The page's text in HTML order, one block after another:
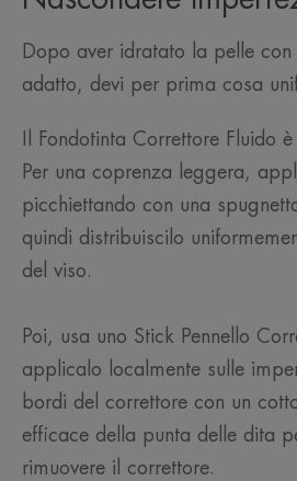
Dopo aver idratato la pelle con
adatto, devi per prima cosa
Il Fondotinta Correttore Fluido
Per una coprenza leggera,
picchiettando con una
quindi distribuiscilo
del viso.
Poi, usa uno Stick Pennello
applicalo localmente sulle
bordi del correttore con un
efficace della punta delle dita
rimuovere il correttore.